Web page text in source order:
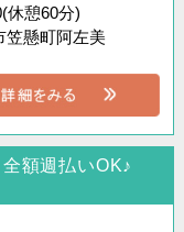
休憩60分)
笠懸町阿左美
全額週払いOK♪